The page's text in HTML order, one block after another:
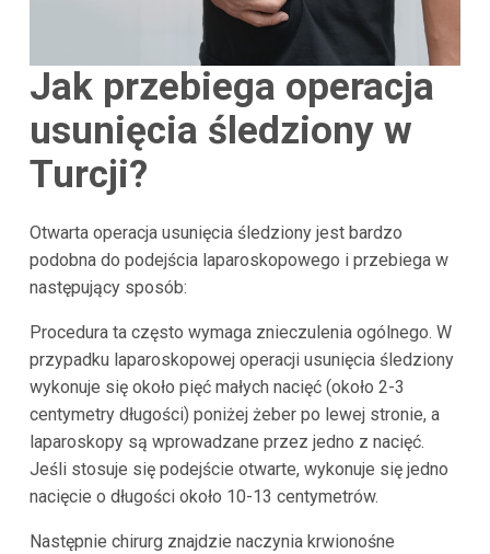
Jak przebiega operacja
usunięcia śledziony w
Turcji?
Otwarta operacja usunięcia śledziony jest bardzo
podobna do podejścia laparoskopowego i przebiega w
następujący sposób:
Procedura ta często wymaga znieczulenia ogólnego. W
przypadku laparoskopowej operacji usunięcia śledziony
wykonuje się około pięć małych nacięć (około 2-3
centymetry długości) poniżej żeber po lewej stronie, a
laparoskopy są wprowadzane przez jedno z nacięć.
Jeśli stosuje się podejście otwarte, wykonuje się jedno
nacięcie o długości około 10-13 centymetrów.
Następnie chirurg znajdzie naczynia krwionośne